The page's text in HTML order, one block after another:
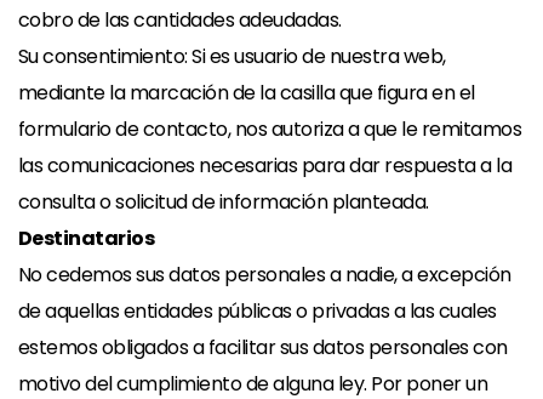
cobro de las cantidades adeudadas.
Su consentimiento: Si es usuario de nuestra web,
mediante la marcación de la casilla que figura en el
formulario de contacto, nos autoriza a que le remitamos
las comunicaciones necesarias para dar respuesta a la
consulta o solicitud de información planteada.
Destinatarios
No cedemos sus datos personales a nadie, a excepción
de aquellas entidades públicas o privadas a las cuales
estemos obligados a facilitar sus datos personales con
motivo del cumplimiento de alguna ley. Por poner un